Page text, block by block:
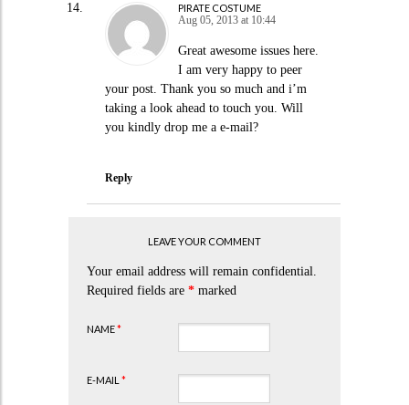
PIRATE COSTUME
Aug 05, 2013 at 10:44
Great awesome issues here.
I am very happy to peer
your post. Thank you so much and i’m
taking a look ahead to touch you. Will
you kindly drop me a e-mail?
Reply
LEAVE YOUR COMMENT
Your email address will remain confidential.
Required fields are *marked
NAME*
E-MAIL *